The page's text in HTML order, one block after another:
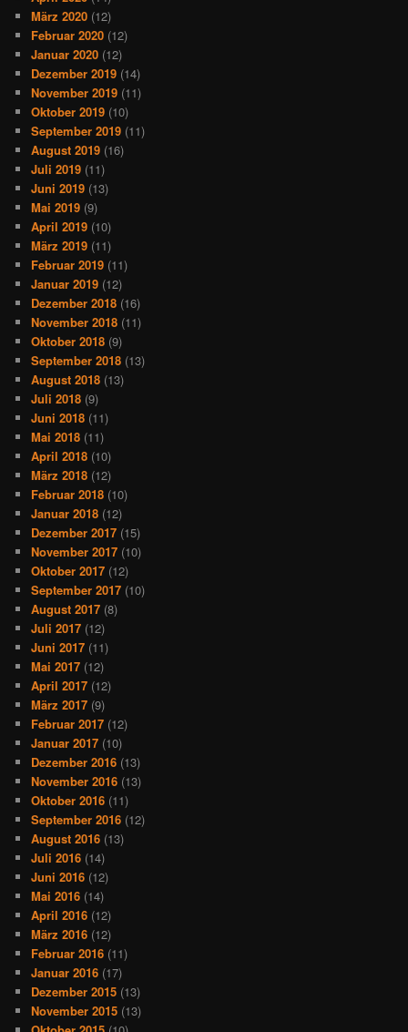
März 2020 (12)
Februar 2020 (12)
Januar 2020 (12)
Dezember 2019 (14)
November 2019 (11)
Oktober 2019 (10)
September 2019 (11)
August 2019 (16)
Juli 2019 (11)
Juni 2019 (13)
Mai 2019 (9)
April 2019 (10)
März 2019 (11)
Februar 2019 (11)
Januar 2019 (12)
Dezember 2018 (16)
November 2018 (11)
Oktober 2018 (9)
September 2018 (13)
August 2018 (13)
Juli 2018 (9)
Juni 2018 (11)
Mai 2018 (11)
April 2018 (10)
März 2018 (12)
Februar 2018 (10)
Januar 2018 (12)
Dezember 2017 (15)
November 2017 (10)
Oktober 2017 (12)
September 2017 (10)
August 2017 (8)
Juli 2017 (12)
Juni 2017 (11)
Mai 2017 (12)
April 2017 (12)
März 2017 (9)
Februar 2017 (12)
Januar 2017 (10)
Dezember 2016 (13)
November 2016 (13)
Oktober 2016 (11)
September 2016 (12)
August 2016 (13)
Juli 2016 (14)
Juni 2016 (12)
Mai 2016 (14)
April 2016 (12)
März 2016 (12)
Februar 2016 (11)
Januar 2016 (17)
Dezember 2015 (13)
November 2015 (13)